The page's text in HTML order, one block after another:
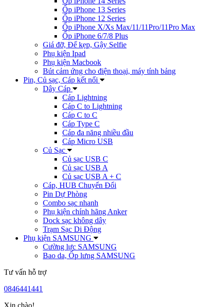
Ốp iPhone 13 Series
Ốp iPhone 12 Series
Ốp iPhone X/Xs Max/11/11Pro/11Pro Max
Ốp iPhone 6/7/8 Plus
Giá đỡ, Đế kẹp, Gậy Selfie
Phụ kiện Ipad
Phụ kiện Macbook
Bút cảm ứng cho điện thoại, máy tính bảng
Pin, Củ sạc, Cáp kết nối
Dây Cáp
Cáp Lightning
Cáp C to Lightning
Cáp C to C
Cáp Type C
Cáp đa năng nhiều đầu
Cáp Micro USB
Củ Sạc
Củ sạc USB C
Củ sạc USB A
Củ sạc USB A + C
Cáp, HUB Chuyển Đổi
Pin Dự Phòng
Combo sạc nhanh
Phụ kiện chính hãng Anker
Dock sạc không dây
Trạm Sạc Di Động
Phụ kiện SAMSUNG
Cường lực SAMSUNG
Bao da, Ốp lưng SAMSUNG
Tư vấn hỗ trợ
0846441441
Xin chào!